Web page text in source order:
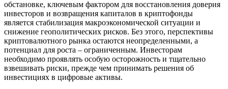
обстановке, ключевым фактором для восстановления доверия
инвесторов и возвращения капиталов в криптофонды
является стабилизация макроэкономической ситуации и
снижение геополитических рисков. Без этого, перспективы
криптовалютного рынка остаются неопределенными, а
потенциал для роста – ограниченным. Инвесторам
необходимо проявлять особую осторожность и тщательно
взвешивать риски, прежде чем принимать решения об
инвестициях в цифровые активы.